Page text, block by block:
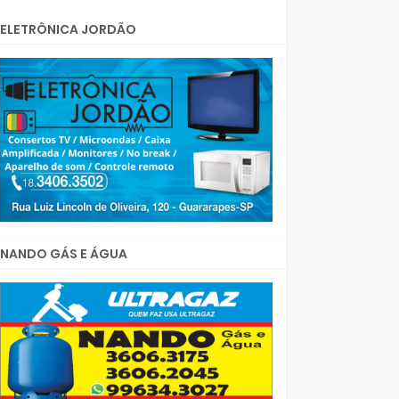
ELETRÔNICA JORDÃO
NANDO GÁS E ÁGUA